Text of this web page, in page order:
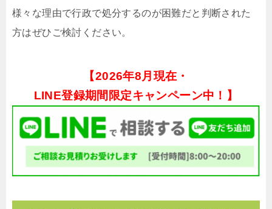
様々な理由で行政で処分するのが困難だと判断された
方はぜひご検討ください。
【2026年8月現在・
LINE登録期間限定キャンペーン中！】